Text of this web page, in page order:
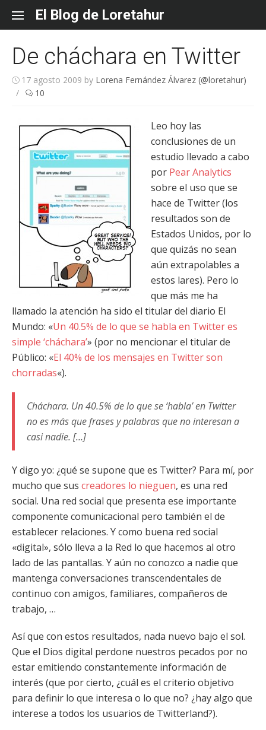
content
El Blog de Loretahur
De cháchara en Twitter
17 agosto 2009 by Lorena Fernández Álvarez (@loretahur)
/
10
Leo hoy las
conclusiones de un
estudio llevado a cabo
por Pear Analytics
sobre el uso que se
hace de Twitter (los
resultados son de
Estados Unidos, por lo
que quizás no sean
aún extrapolables a
estos lares). Pero lo
que más me ha
llamado la atención ha sido el titular del diario El
Mundo: «Un 40.5% de lo que se habla en Twitter es
simple ‘cháchara’» (por no mencionar el titular de
Público: «El 40% de los mensajes en Twitter son
chorradas«).
Cháchara. Un 40.5% de lo que se ‘habla’ en Twitter
no es más que frases y palabras que no interesan a
casi nadie. […]
Y digo yo: ¿qué se supone que es Twitter? Para mí, por
mucho que sus creadores lo nieguen, es una red
social. Una red social que presenta ese importante
componente comunicacional pero también el de
establecer relaciones. Y como buena red social
«digital», sólo lleva a la Red lo que hacemos al otro
lado de las pantallas. Y aún no conozco a nadie que
mantenga conversaciones transcendentales de
continuo con amigos, familiares, compañeros de
trabajo, …
Así que con estos resultados, nada nuevo bajo el sol.
Que el Dios digital perdone nuestros pecados por no
estar emitiendo constantemente información de
interés (que por cierto, ¿cuál es el criterio objetivo
para definir lo que interesa o lo que no? ¿hay algo que
interese a todos los usuarios de Twitterland?).